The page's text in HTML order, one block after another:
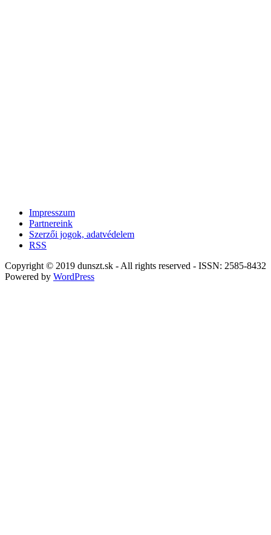
Impresszum
Partnereink
Szerzői jogok, adatvédelem
RSS
Copyright © 2019 dunszt.sk - All rights reserved - ISSN: 2585-8432
Powered by WordPress